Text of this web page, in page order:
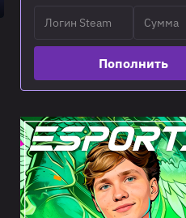
Пополнить